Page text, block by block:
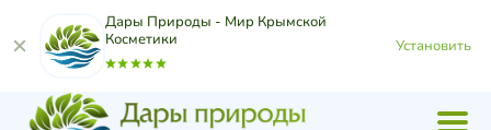
Дары Природы - Мир Крымской
Косметики
Установить